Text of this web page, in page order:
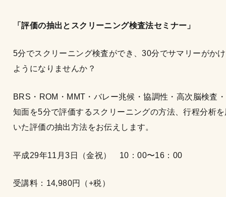
「評価の抽出とスクリーニング検査法セミナー」
5分でスクリーニング検査ができ、30分でサマリーがか
ようになりませんか？
BRS・ROM・MMT・バレー兆候・協調性・高次脳検査
知面を5分で評価するスクリーニングの方法、行程分析
いた評価の抽出方法をお伝えします。
平成29年11月3日（金祝） 10：00〜16：00
受講料：14,980円（+税）